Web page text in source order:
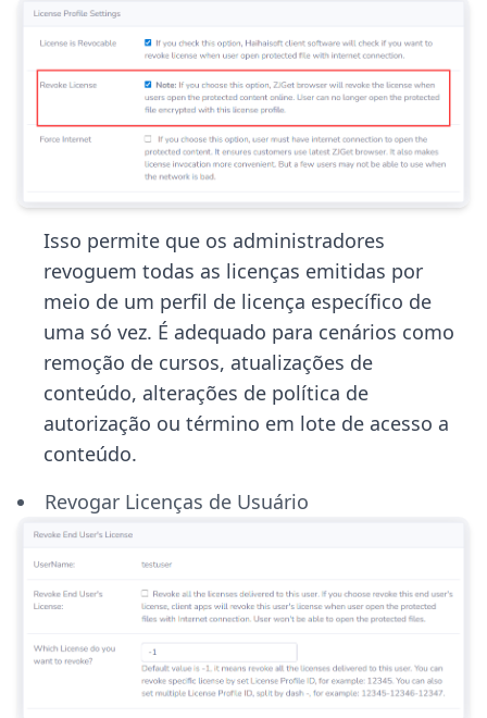
Isso permite que os administradores
revoguem todas as licenças emitidas por
meio de um perfil de licença específico de
uma só vez. É adequado para cenários como
remoção de cursos, atualizações de
conteúdo, alterações de política de
autorização ou término em lote de acesso a
conteúdo.
Revogar Licenças de Usuário